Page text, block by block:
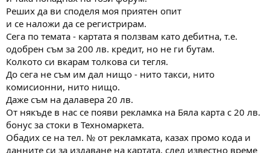
Реших да ви споделя моя приятен опит
и се наложи да се регистрирам.
Сега по темата - картата я ползвам като дебитна, т.е.
одобрен съм за 200 лв. кредит, но не ги бутам.
Колкото си вкарам толкова си тегля.
До сега не съм им дал нищо - нито такси, нито
комисионни, нито нищо.
Даже съм на далавера 20 лв.
От някъде в нас се появи рекламка на Бяла карта с 20 лв.
бонус за стоки в Техномаркета.
Обадих се на тел. № от рекламката, казах промо кода и
данните си за издаване на картата, след известно време